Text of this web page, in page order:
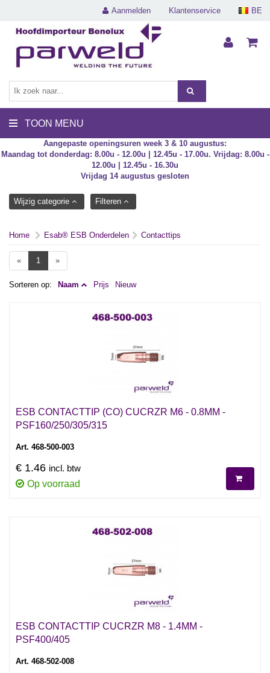
BE
Klantenservice
Aanmelden
TOON MENU
Aangepaste openingsuren week 3 & 10 augustus:
Maandag tot donderdag: 8.00u - 12.00u | 12.45u - 17.00u. Vrijdag: 8.00u -
12.00u | 12.45u - 16.30u
Vrijdag 14 augustus gesloten
Wijzig categorie Filteren
Home Esab® ESB Onderdelen Contacttips
« 1 »
Sorteren op: Naam Prijs Nieuw
ESB CONTACTTIP (CO) CUCRZR M6 - 0.8MM -
PSF160/250/305/315
Art. 468-500-003
€ 1.46 incl. btw
Op voorraad
ESB CONTACTTIP CUCRZR M8 - 1.4MM -
PSF400/405
Art. 468-502-008